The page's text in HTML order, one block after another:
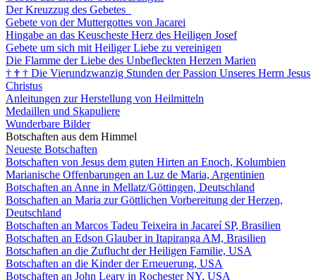
Der Kreuzzug des Gebetes
Gebete von der Muttergottes von Jacarei
Hingabe an das Keuscheste Herz des Heiligen Josef
Gebete um sich mit Heiliger Liebe zu vereinigen
Die Flamme der Liebe des Unbefleckten Herzen Marien
† † † Die Vierundzwanzig Stunden der Passion Unseres Herrn Jesus
Christus
Anleitungen zur Herstellung von Heilmitteln
Medaillen und Skapuliere
Wunderbare Bilder
Botschaften aus dem Himmel
Neueste Botschaften
Botschaften von Jesus dem guten Hirten an Enoch, Kolumbien
Marianische Offenbarungen an Luz de Maria, Argentinien
Botschaften an Anne in Mellatz/Göttingen, Deutschland
Botschaften an Maria zur Göttlichen Vorbereitung der Herzen,
Deutschland
Botschaften an Marcos Tadeu Teixeira in Jacareí SP, Brasilien
Botschaften an Edson Glauber in Itapiranga AM, Brasilien
Botschaften an die Zuflucht der Heiligen Familie, USA
Botschaften an die Kinder der Erneuerung, USA
Botschaften an John Leary in Rochester NY, USA